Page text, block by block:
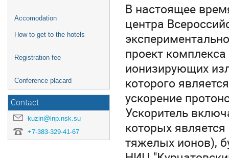
Accomodation
How to get to the hotels
Registration fee
Conference placard
Contact
kuzin@inp.nsk.su
+7-383-329-41-67
В настоящее
центра
проект
ионизирующих
которого
ускорение
Ускоритель
которых
тяжелых ионов),